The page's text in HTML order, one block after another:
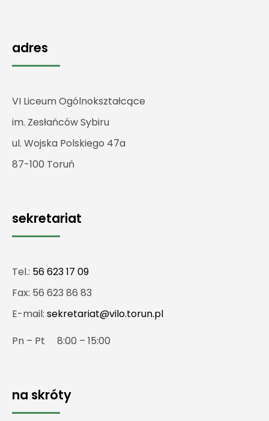
adres
VI Liceum Ogólnokształcące
im. Zesłańców Sybiru
ul. Wojska Polskiego 47a
87-100 Toruń
sekretariat
Tel.: 56 623 17 09
Fax: 56 623 86 83
E-mail: sekretariat@vilo.torun.pl
Pn – Pt 8:00 – 15:00
na skróty